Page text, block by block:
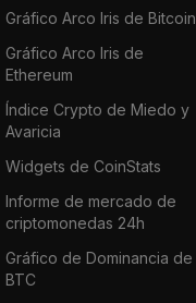
Gráfico Arco Iris de Bitcoin
Gráfico Arco Iris de
Ethereum
Índice Crypto de Miedo y
Avaricia
Widgets de CoinStats
Informe de mercado de
criptomonedas 24h
Gráfico de Dominancia de
BTC